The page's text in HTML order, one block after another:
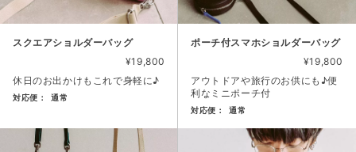
スクエアショルダーバッグ
¥19,800
休日のお出かけもこれで身軽に♪
対応便： 通常
ポーチ付スマホショルダーバッグ
¥19,800
アウトドアや旅行のお供にも♪便
利なミニポーチ付
対応便： 通常
商品カード。商品: ポーチ付